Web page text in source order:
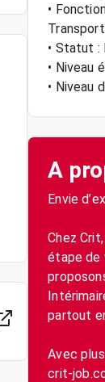
•
Transport
• Statut :
• Niveau
• Niveau
A
Envie
Chez
étape de
partout
Avec
crit-